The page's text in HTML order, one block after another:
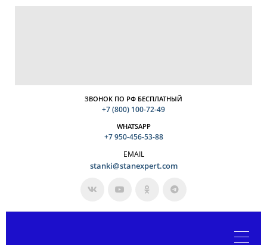
ЗВОНОК ПО РФ БЕСПЛАТНЫЙ
+7 (800) 100-72-49
WHATSAPP
+7 950-456-53-88
EMAIL
stanki@stanexpert.com